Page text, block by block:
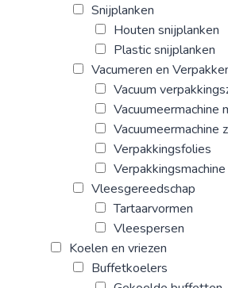
Snijplanken
Houten snijplanken
Plastic snijplanken
Vacumeren en
Vacuum
Vacuumeermachine
Vacuumeermachine
Verpakkingsfolies
Vleesgereedschap
Tartaarvormen
Vleespersen
Koelen en vriezen
Buffetkoelers